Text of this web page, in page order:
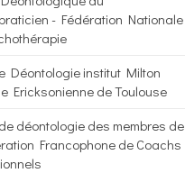
- Fédération Nationale
Déontologie institut Milton
Ericksonienne de Toulouse
déontologie des membres de
Francophone de Coachs